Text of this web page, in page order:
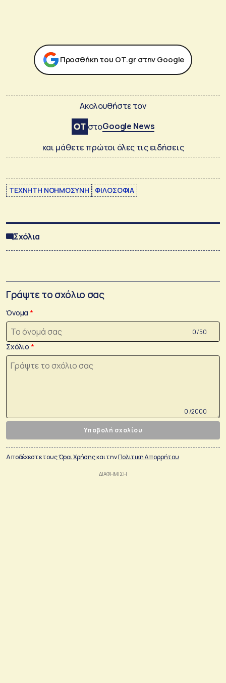
Προσθήκη του ΟΤ.gr στην Google
Ακολουθήστε τον
στοGoogle News
και μάθετε πρώτοι όλες τις ειδήσεις
ΤΕΧΝΗΤΗ ΝΟΗΜΟΣΥΝΗ ΦΙΛΟΣΟΦΙΑ
Σχόλια
Γράψτε το σχόλιο σας
Όνομα
0 /50
Σχόλιο
0 /2000
Υποβολή σχολίου
Αποδέχεστε τουςΌροι Χρήσηςκαι τηνΠολιτικη Απορρήτου